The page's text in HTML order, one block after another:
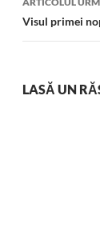
Visul primei
LASĂ UN